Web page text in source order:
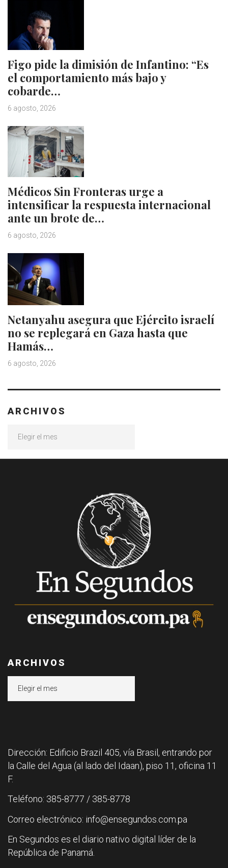
Figo pide la dimisión de Infantino: “Es
el comportamiento más bajo y
cobarde…
6 agosto, 2026
Médicos Sin Fronteras urge a
intensificar la respuesta internacional
ante un brote de…
6 agosto, 2026
Netanyahu asegura que Ejército israelí
no se replegará en Gaza hasta que
Hamás…
6 agosto, 2026
ARCHIVOS
ARCHIVOS
Dirección: Edificio Brazil 405, vía Brasil, entrando por
la Calle del Agua (al lado del Idaan), piso 11, oficina 11
F.
Teléfono: 385-8777 / 385-8778
Correo electrónico: info@ensegundos.com.pa
En Segundos es el diario nativo digital líder de la
República de Panamá.